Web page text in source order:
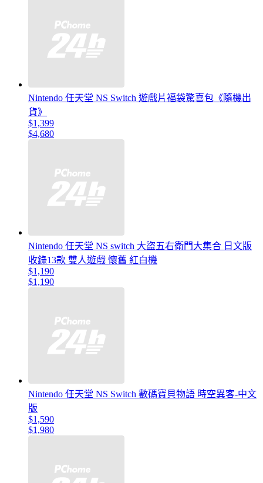
Nintendo 任天堂 NS Switch 遊戲片福袋驚喜包《隨機出
貨》
$1,399
$4,680
Nintendo 任天堂 NS switch 大盜五右衛門大集合 日文版
收錄13款 雙人遊戲 懷舊 紅白機
$1,190
$1,190
Nintendo 任天堂 NS Switch 數碼寶貝物語 時空異客-中文
版
$1,590
$1,980